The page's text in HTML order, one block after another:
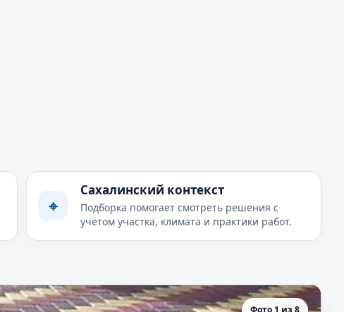
⌖
Сахалинский контекст
Подборка помогает смотреть решения с
учётом участка, климата и практики работ.